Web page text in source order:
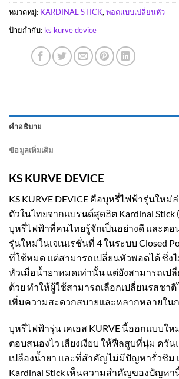
หมวดหมู่: KARDINAL STICK, พอตแบบเปลี่ยนหัว
ป้ายกำกับ: ks kurve device
คำอธิบาย
ข้อมูลเพิ่มเติม
KS KURVE DEVICE
KS KURVE DEVICE คือบุหรี่ไฟฟ้ารุ่นใหม่
ตัวในไทยจากแบรนด์สุดฮิต Kardinal Stick
บุหรี่ไฟฟ้าที่คนไทยรู้จักเป็นอย่างดี และต
รุ่นใหม่ในเจเนเรชั่นที่ 4 ในระบบ Closed
ที่ใช้หมด แต่สามารถเปลี่ยนหัวพอดได้ ซึ่ง
หัวเมื่อน้ำยาหมดเท่านั้น แต่ยังสามารถเป
ด้วย ทำให้ผู้ใช้สามารถเลือกเปลี่ยนรสชา
เพิ่มความสะดวกสบายและหลากหลายใน
บุหรี่ไฟฟ้ารุ่น เคเอส KURVE นี้ออกแบบให
ตอบสนองไว เสียงเงียบ ให้ฟีลสูบที่นุ่ม ควั
เปลืองน้ำยา และที่สำคัญไม่มีปัญหารั่วซึม
Kardinal Stick เห็นความสำคัญของปัญห